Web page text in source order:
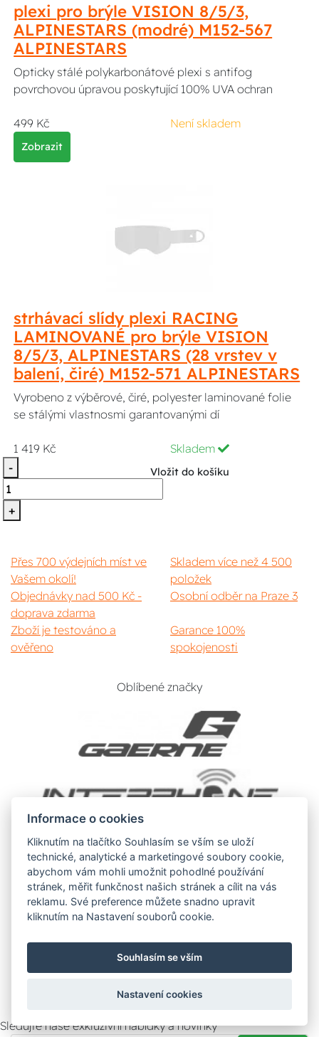
plexi pro brýle VISION 8/5/3,
ALPINESTARS (modré) M152-567
ALPINESTARS
Opticky stálé polykarbonátové plexi s antifog
povrchovou úpravou poskytující 100% UVA ochran
499 Kč Není skladem
Zobrazit
strhávací slídy plexi RACING
LAMINOVANÉ pro brýle VISION
8/5/3, ALPINESTARS (28 vrstev v
balení, čiré) M152-571 ALPINESTARS
Vyrobeno z výběrové, čiré, polyester laminované folie
se stálými vlastnosmi garantovanými dí
1 419 Kč
Skladem
-
+
Vložit do košíku
Přes 700 výdejních míst ve
Vašem okolí!
Skladem více než 4 500
položek
Objednávky nad 500 Kč -
doprava zdarma
Osobní odběr na Praze 3
Zboží je testováno a
ověřeno
Garance 100%
spokojenosti
Oblíbené značky
Sledujte naše exkluzivní nabídky a novinky
Informace o cookies
Kliknutím na tlačítko Souhlasím se vším se uloží
technické, analytické a marketingové soubory cookie,
abychom vám mohli umožnit pohodlné používání
stránek, měřit funkčnost našich stránek a cílit na vás
reklamu. Své preference můžete snadno upravit
kliknutím na Nastavení souborů cookie.
Souhlasím se vším
Nastavení cookies